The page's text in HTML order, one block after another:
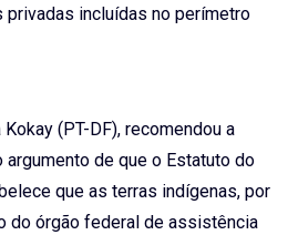
incluídas no perímetro
(PT-DF), recomendou a
argumento de que o Estatuto do
que as terras indígenas, por
do órgão federal de assistência